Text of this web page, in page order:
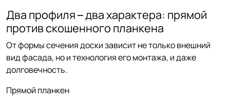
Два профиля – два характера: прямой
против скошенного планкена
От формы сечения доски зависит не только внешний
вид фасада, но и технология его монтажа, и даже
долговечность.
Прямой планкен